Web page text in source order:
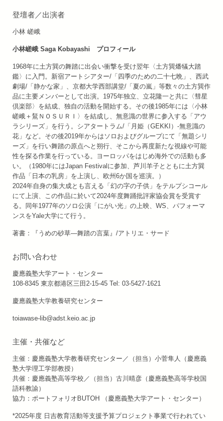
登壇者／出演者
小林 嵯峨
小林嵯峨 Saga Kobayashi プロフィール
1968年に土方巽の舞踏に出会い衝撃を受け翌年〈土方巽燔犠大踏
鑑〉に入門。新宿アートシアター/「四季のための二十七晩」、西武
劇場/「静かな家」、京都大学西部講堂/「夏の嵐」等数々の土方巽作
品に主要メンバーとして出演。1975年独立、立花隆一と共に〈彗星
倶楽部〉を結成、独自の活動を開始する。その後1985年には〈小林
嵯峨＋鵟ＮＯＳＵＲＩ〉を結成し、無意識の世界に参入する「アウ
ラシリーズ」を行う。シアタートラム/「月姫（GEKKI）-無意識の
花」など。その後2019年からはソロおよびグループにて「無題シリ
ーズ」を行い舞踏の原点へと朔行、そこから再度新たな視線や可能
性を探る作業を行っている。ヨーロッパをはじめ海外での活動も多
い。（1980年にはJapan Festivalに参加、芦川羊子とともに土方巽
作品「日本の乳房」を上演し、欧州6か国を巡演。）
2024年自身の集大成とも言える「幻の字の子供」をテルプシコール
にて上演、この作品に於いて2024年度舞踊批評家協会賞を受賞す
る。同年1977年のソロ公演「にがい光」の上映、WS、パフォーマ
ンスをYale大学にて行う。
著書：『うめの砂草―舞踏の言葉』/アトリエ・サード
お問い合わせ
慶應義塾大学アート・センター
108-8345 東京都港区三田2-15-45 Tel: 03-5427-1621
慶應義塾大学教養研究センター
toiawase-lib@adst.keio.ac.jp
主催・共催など
主催：慶應義塾大学教養研究センター／（担当）小菅隼人（慶應義
塾大学理工学部教授）
共催：慶應義塾高等学校／（担当）古川晴彦（慶應義塾高等学校国
語科教諭）
協力：ポートフォリオBUTOH （慶應義塾大学アート・センター）
*2025年度 日吉教育活動等支援予算プロジェクト事業で行われてい